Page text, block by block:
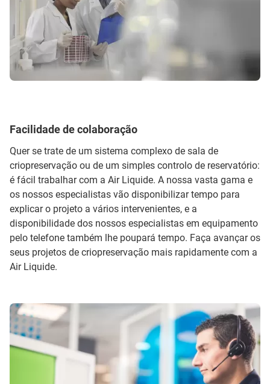
Facilidade de colaboração
Quer se trate de um sistema complexo de sala de
criopreservação ou de um simples controlo de reservatório:
é fácil trabalhar com a Air Liquide. A nossa vasta gama e
os nossos especialistas vão disponibilizar tempo para
explicar o projeto a vários intervenientes, e a
disponibilidade dos nossos especialistas em equipamento
pelo telefone também lhe poupará tempo. Faça avançar os
seus projetos de criopreservação mais rapidamente com a
Air Liquide.